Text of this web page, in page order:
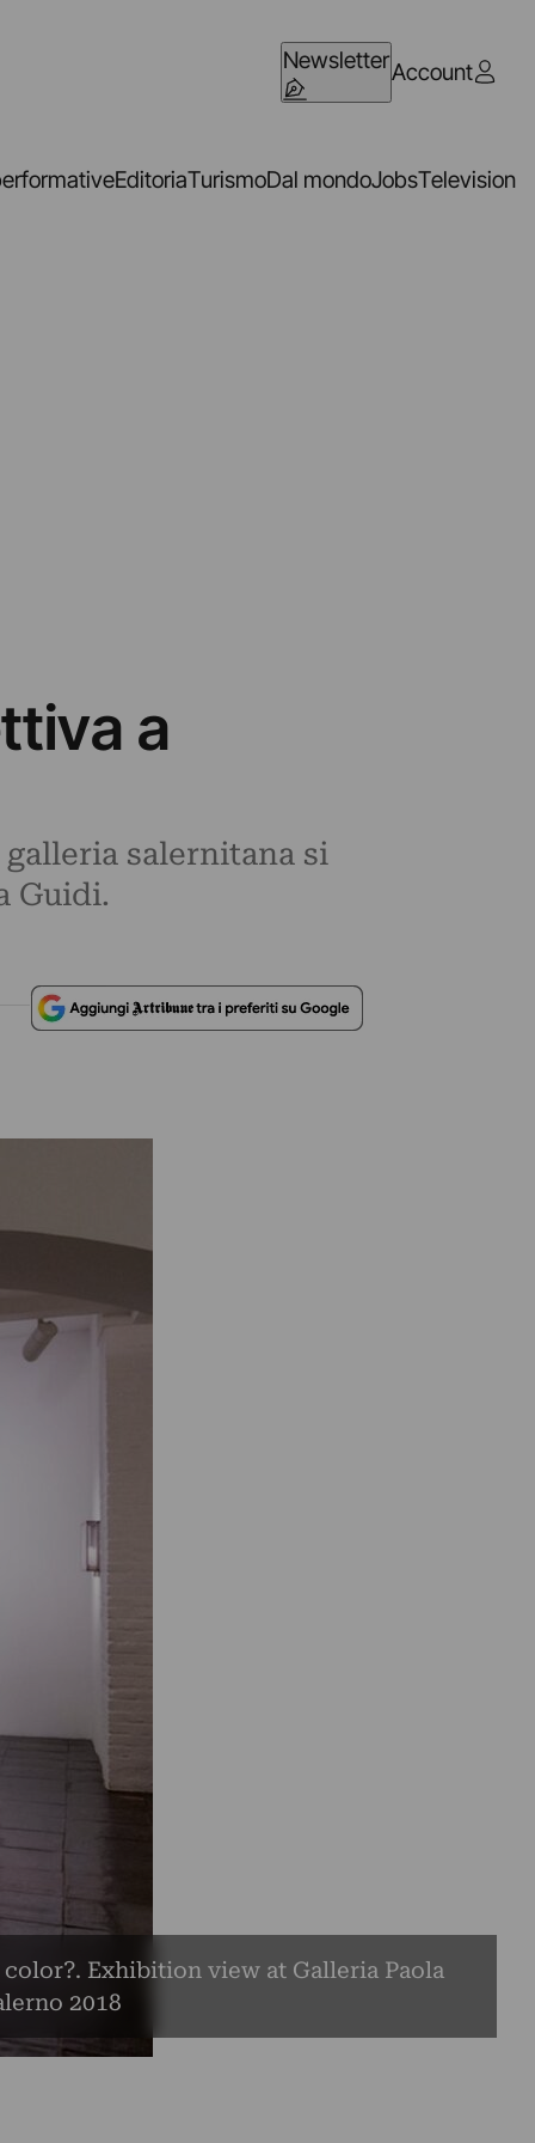
NewsletterAccount
EditoriaTurismoDal mondoJobsTelevision
a
salernitana si
Guidi.
Exhibition view at Galleria Paola
2018